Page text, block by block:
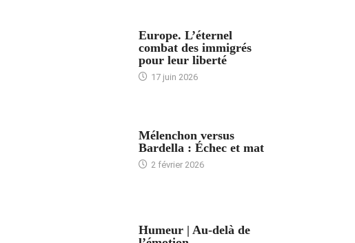
Europe. L’éternel
combat des immigrés
pour leur liberté
17 juin 2026
Mélenchon versus
Bardella : Échec et mat
2 février 2026
Humeur | Au-delà de